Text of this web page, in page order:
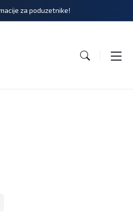
za poduzetnike!